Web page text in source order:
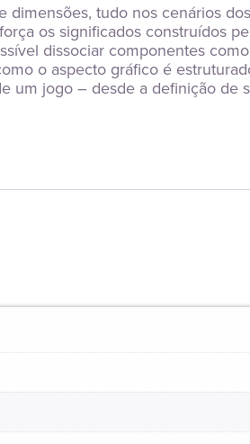
tudo nos cenários
os significados construídos
dissociar componentes
o aspecto gráfico é
um jogo – desde a definição de